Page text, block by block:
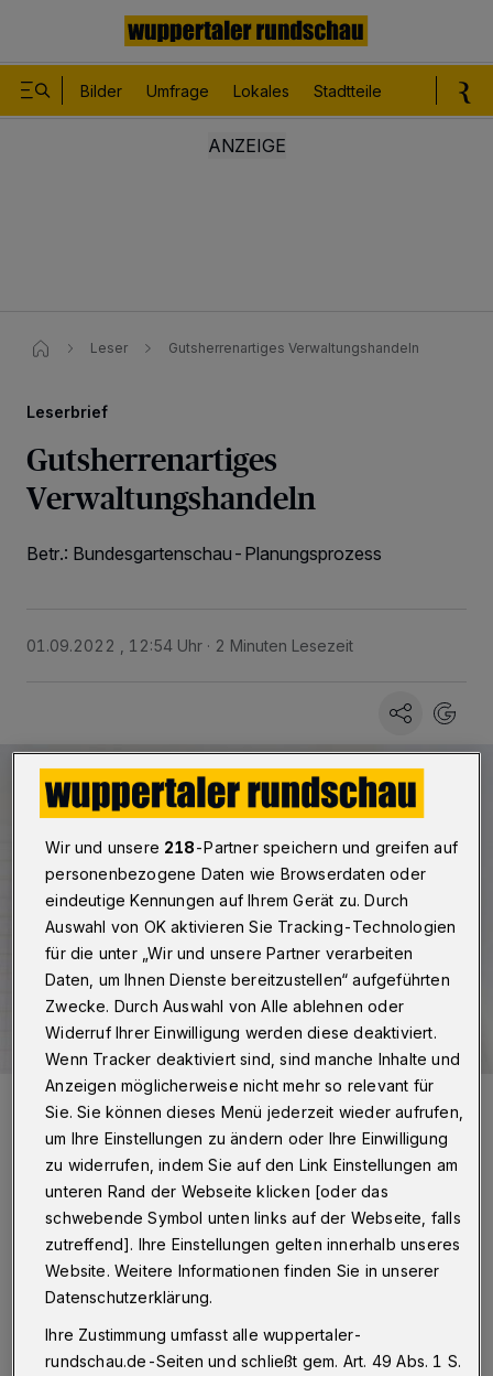
Bilder Umfrage Lokales Stadtteile
Leser Gutsherrenartiges Verwaltungshandeln
Leserbrief
Gutsherrenartiges
Verwaltungshandeln
Betr.: Bundesgartenschau-Planungsprozess
01.09.2022 , 12:54 Uhr 2 Minuten Lesezeit
Symbolbild.
Foto: Rundschau
E in weiteres Mal blockiert die
Stadtverwaltung das Begehren der
Bürgerschaft, bei der BUGA-Planung
frühzeitig und verantwortlich einbezogen zu
Wir und unsere 218-Partner speichern und greifen auf
personenbezogene Daten wie Browserdaten oder
eindeutige Kennungen auf Ihrem Gerät zu. Durch
Auswahl von OK aktivieren Sie Tracking-Technologien
für die unter „Wir und unsere Partner verarbeiten
Daten, um Ihnen Dienste bereitzustellen“ aufgeführten
Zwecke. Durch Auswahl von Alle ablehnen oder
Widerruf Ihrer Einwilligung werden diese deaktiviert.
Wenn Tracker deaktiviert sind, sind manche Inhalte und
Anzeigen möglicherweise nicht mehr so relevant für
Sie. Sie können dieses Menü jederzeit wieder aufrufen,
um Ihre Einstellungen zu ändern oder Ihre Einwilligung
zu widerrufen, indem Sie auf den Link Einstellungen am
unteren Rand der Webseite klicken [oder das
schwebende Symbol unten links auf der Webseite, falls
zutreffend]. Ihre Einstellungen gelten innerhalb unseres
Website. Weitere Informationen finden Sie in unserer
Datenschutzerklärung.
Ihre Zustimmung umfasst alle wuppertaler-
rundschau.de-Seiten und schließt gem. Art. 49 Abs. 1 S.